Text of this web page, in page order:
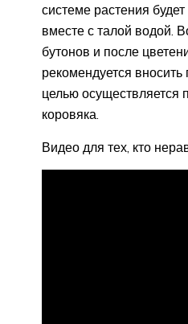
системе растения
вместе с талой водой.
бутонов и после
рекомендуется
целью осуществляется
коровяка.
Видео для тех, кто